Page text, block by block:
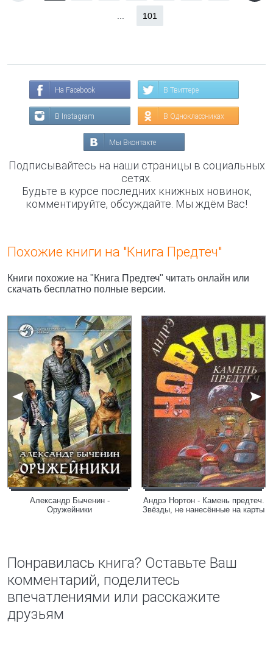
101
На Facebook В Твиттере
В Instagram В Одноклассниках
Мы Вконтакте
Подписывайтесь на наши страницы в социальных
сетях.
Будьте в курсе последних книжных новинок,
комментируйте, обсуждайте. Мы ждём Вас!
Похожие книги на "Книга Предтеч"
Книги похожие на "Книга Предтеч" читать онлайн или
скачать бесплатно полные версии.
Александр Быченин -
Оружейники
Андрэ Нортон - Камень предтеч.
Звёзды, не нанесённые на карты
Понравилась книга? Оставьте Ваш
комментарий, поделитесь
впечатлениями или расскажите
друзьям